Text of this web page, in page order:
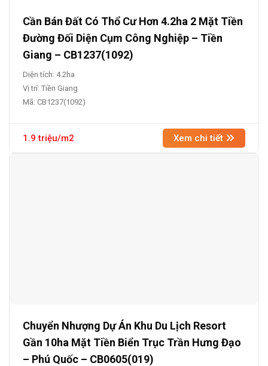
Cần Bán Đất Có Thổ Cư Hơn 4.2ha 2 Mặt Tiền
Đường Đối Diện Cụm Công Nghiệp – Tiền
Giang – CB1237(1092)
Diện tích: 4.2ha
Vị trí: Tiền Giang
Mã: CB1237(1092)
1.9 triệu/m2 Xem chi tiết
Chuyển Nhượng Dự Án Khu Du Lịch Resort
Gần 10ha Mặt Tiền Biển Trục Trần Hưng Đạo
– Phú Quốc – CB0605(019)